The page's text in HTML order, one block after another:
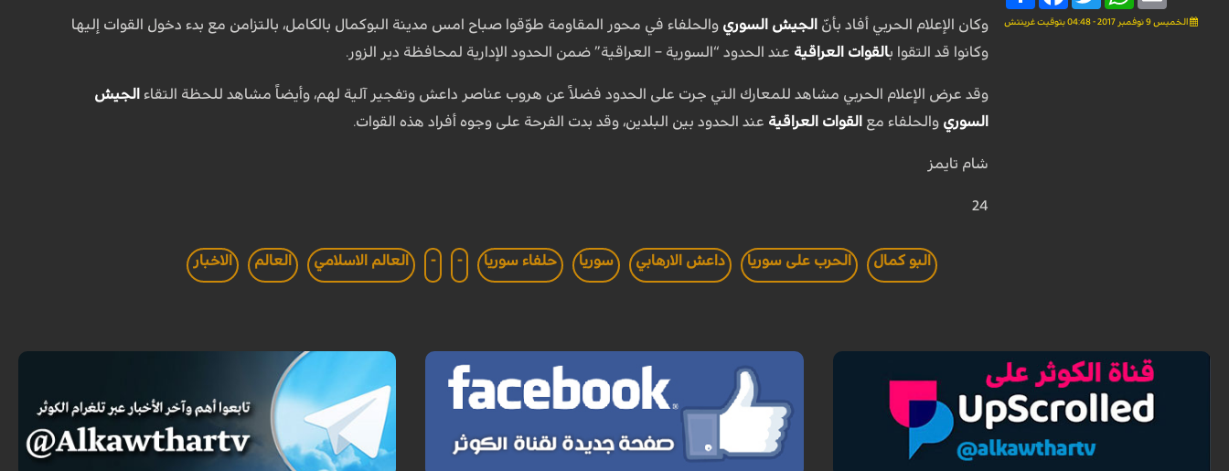
الخميس 9 نوفمبر 2017 - 04:48 بتوقيت غرينتش وكان الإعلام الحربي أفاد بأنّ الجيش السوري والحلفاء في محور المقاومة طوّقوا صباح امس مدينة البوكمال بالكامل، بالتزامن مع بدء دخول القوات إليها
وكانوا قد التقوا بالقوات العراقية عند الحدود “السورية – العراقية” ضمن الحدود الإدارية لمحافظة دير الزور.
وقد عرض الإعلام الحربي مشاهد للمعارك التي جرت على الحدود فضلاً عن هروب عناصر داعش وتفجير آلية لهم، وأيضاً مشاهد للحظة التقاء الجيش
السوري والحلفاء مع القوات العراقية عند الحدود بين البلدين، وقد بدت الفرحة على وجوه أفراد هذه القوات.
شام تايمز
24
البو كمال الحرب على سوريا داعش الارهابي سوريا حلفاء سوريا -
- العالم الاسلامي العالم الاخبار